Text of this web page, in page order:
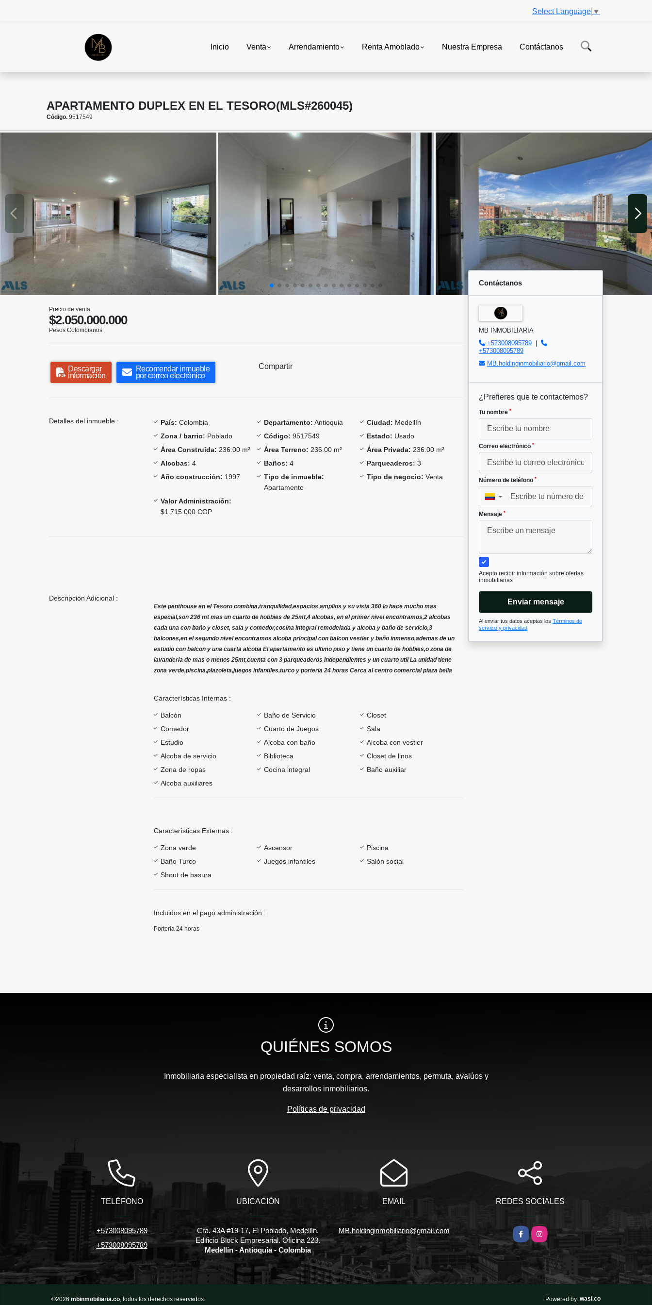
Select Language ▼
Inicio Venta Arrendamiento Renta Amoblado Nuestra Empresa Contáctanos
APARTAMENTO DUPLEX EN EL TESORO(MLS#260045)
Código. 9517549
Precio de venta
$2.050.000.000
Pesos Colombianos
Descargar
información
Recomendar inmueble
por correo electrónico
Compartir
Detalles del inmueble : País: Colombia Departamento: Antioquia Ciudad: Medellín
Zona / barrio: Poblado Código: 9517549 Estado: Usado
Área Construida: 236.00 m² Área Terreno: 236.00 m² Área Privada: 236.00 m²
Alcobas: 4 Baños: 4 Parqueaderos: 3
Año construcción: 1997
Tipo de inmueble:
Apartamento
Tipo de negocio: Venta
Valor Administración:
$1.715.000 COP
Descripción Adicional :
Este penthouse en el Tesoro combina,tranquilidad,espacios amplios y su vista 360 lo hace mucho mas
especial,son 236 mt mas un cuarto de hobbies de 25mt,4 alcobas, en el primer nivel encontramos,2 alcobas
cada una con baño y closet, sala y comedor,cocina integral remodelada y alcoba y baño de servicio,3
balcones,en el segundo nivel encontramos alcoba principal con balcon vestier y baño inmenso,ademas de un
estudio con balcon y una cuarta alcoba El apartamento es ultimo piso y tiene un cuarto de hobbies,o zona de
lavanderia de mas o menos 25mt,cuenta con 3 parqueaderos independientes y un cuarto util La unidad tiene
zona verde,piscina,plazoleta,juegos infantiles,turco y porteria 24 horas Cerca al centro comercial piaza bella
Características Internas :
Balcón Baño de Servicio
Closet
Comedor
Cuarto de Juegos
Sala
Estudio
Alcoba con baño
Alcoba con vestier
Alcoba de servicio
Biblioteca
Closet de linos
Zona de ropas
Cocina integral
Baño auxiliar
Alcoba auxiliares
Características Externas :
Zona verde Ascensor
Piscina
Baño Turco
Juegos infantiles
Salón social
Shout de basura
Incluidos en el pago administración :
Portería 24 horas
Contáctanos
MB INMOBILIARIA
+573008095789
+573008095789
MB.holdinginmobiliario@gmail.com
¿Prefieres que te contactemos?
Tu nombre *
Correo electrónico *
Número de teléfono *
▼
Mensaje *
Acepto recibir información sobre ofertas
inmobiliarias
Enviar mensaje
Al enviar tus datos aceptas los Términos de
servicio y privacidad
QUIÉNES SOMOS
Inmobiliaria especialista en propiedad raíz: venta, compra, arrendamientos, permuta, avalúos y
desarrollos inmobiliarios.
Políticas de privacidad
TELÉFONO
+573008095789
+573008095789
UBICACIÓN
Cra. 43A #19-17, El Poblado, Medellín.
Edificio Block Empresarial. Oficina 223.
Medellín - Antioquia - Colombia
EMAIL
MB.holdinginmobiliario@gmail.com
REDES SOCIALES
FacebookInstagram
©2026 mbinmobiliaria.co , todos los derechos reservados. Powered by: wasi.co